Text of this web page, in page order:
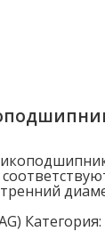
Категория: